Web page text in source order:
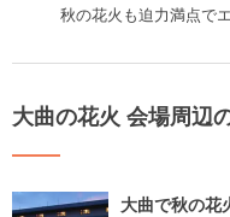
秋の花火も迫力満点で
大曲の花火 会場周辺
大曲で秋の花